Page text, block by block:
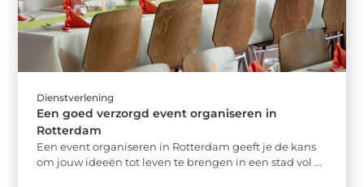
Dienstverlening
Een goed verzorgd event organiseren in
Rotterdam
Een event organiseren in Rotterdam geeft je de kans
om jouw ideeën tot leven te brengen in een stad vol ...